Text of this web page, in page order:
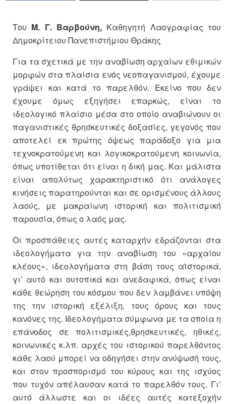
Του Μ. Γ. Βαρβούνη, Καθηγητή Λαογραφίας του
Δημοκρίτειου Πανεπιστήμιου Θράκης
Για τα σχετικά με την αναβίωση αρχαίων εθιμικών
μορφών στα πλαίσια ενός νεοπαγανισμού, έχουμε
γράψει και κατά το παρελθόν. Εκείνο που δεν
έχουμε όμως εξηγήσει επαρκώς, είναι το
ιδεολογικό πλαίσιο μέσα στο οποίο αναβιώνουν οι
παγανιστικές θρησκευτικές δοξασίες, γεγονός που
αποτελεί εκ πρώτης όψεως παράδοξο για μια
τεχνοκρατούμενη και λογικοκρατούμενη κοινωνία,
όπως υποτίθεται ότι είναι η δική μας. Και μάλιστα
είναι απολύτως χαρακτηριστικό ότι ανάλογες
κινήσεις παρατηρούνται και σε ορισμένους άλλους
λαούς, με μακραίωνη ιστορική και πολιτισμική
παρουσία, όπως ο λαός μας.
Οι προσπάθειες αυτές καταρχήν εδράζονται στα
ιδεολογήματα για την αναβίωση του «αρχαίου
κλέους», ιδεολογήματα στη βάση τους αϊστορικά,
γι’ αυτό και ουτοπικά και ανεδαφικά, όπως είναι
κάθε θεώρηση του κόσμου που δεν λαμβάνει υπόψη
της την ιστορική εξέλιξη, τους όρους και τους
κανόνες της. Ιδεολογήματα σύμφωνα με τα οποία η
επάνοδος σε πολιτισμικές,θρησκευτικές, ηθικές,
κοινωνικές κ.λπ. αρχές του ιστορικού παρελθόντος
κάθε λαού μπορεί να οδηγήσει στην ανύψωσή τους,
και στον προσπορισμό του κύρους και της ισχύος
που τυχόν απέλαυσαν κατά το παρελθόν τους. Γι’
αυτό άλλωστε και οι ιδέες αυτές κατεξοχήν